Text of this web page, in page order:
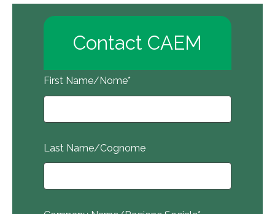
Contact CAEM
First Name/Nome*
Last Name/Cognome